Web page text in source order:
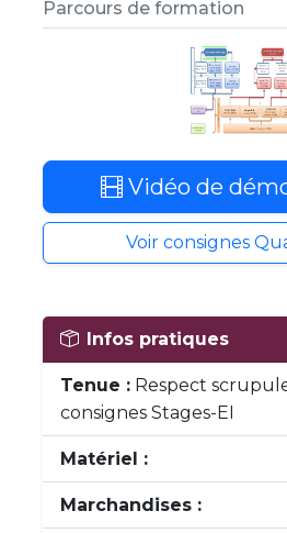
Parcours de formation
Vidéo de
Voir consignes
Infos pratiques
Tenue : Respect
consignes Stages-EI
Matériel :
Marchandises :